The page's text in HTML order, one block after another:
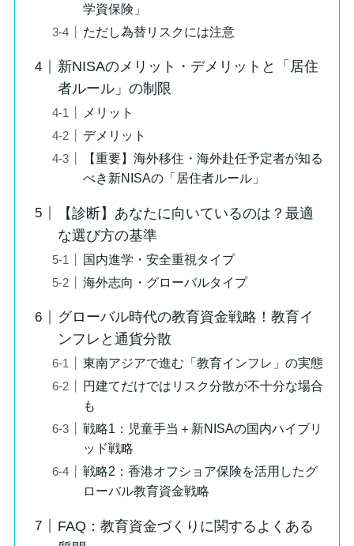
学資保険」
ただし為替リスクには注意
新NISAのメリット・デメリットと「居住
者ルール」の制限
メリット
デメリット
【重要】海外移住・海外赴任予定者が知る
べき新NISAの「居住者ルール」
【診断】あなたに向いているのは？最適
な選び方の基準
国内進学・安全重視タイプ
海外志向・グローバルタイプ
グローバル時代の教育資金戦略！教育イ
ンフレと通貨分散
東南アジアで進む「教育インフレ」の実態
円建てだけではリスク分散が不十分な場合
も
戦略1：児童手当＋新NISAの国内ハイブリ
ッド戦略
戦略2：香港オフショア保険を活用したグ
ローバル教育資金戦略
FAQ：教育資金づくりに関するよくある